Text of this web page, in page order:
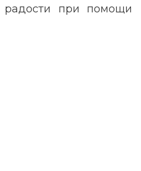
радости при помощи